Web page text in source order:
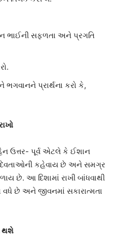
ભાઈની સફળતા અને પ્રગતિ
પ્રાર્થના કરો કે,
ઉત્તર- પૂર્વ એટલે કે ઈશાન
દેવતાઓની કહેવાય છે અને સમગ્ર
છે. આ દિશામાં રાખી બાંધવાથી
છે અને જીવનમાં સકારાત્મતા
થશે